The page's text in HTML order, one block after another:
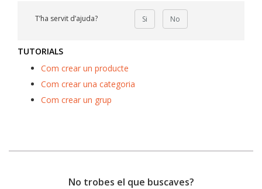
T’ha servit d’ajuda? Si No
TUTORIALS
Com crear un producte
Com crear una categoria
Com crear un grup
No trobes el que buscaves?